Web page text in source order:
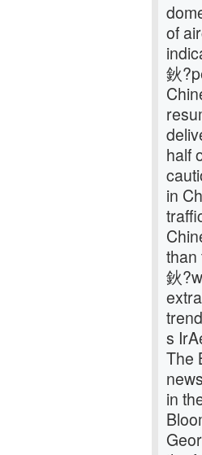
of
鈥
half
in
than
鈥
s
The
in